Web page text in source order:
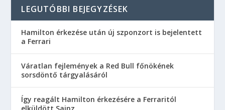
LEGUTÓBBI BEJEGYZÉSEK
Hamilton érkezése után új szponzort is bejelentett
a Ferrari
Váratlan fejlemények a Red Bull főnökének
sorsdöntő tárgyalásáról
Így reagált Hamilton érkezésére a Ferraritól